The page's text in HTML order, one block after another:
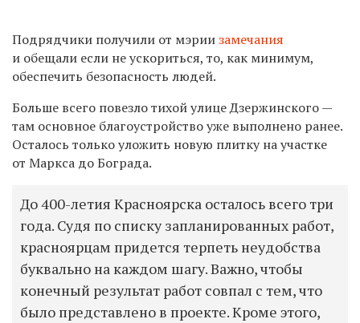
Подрядчики получили от мэриизамечания
и обещали если не ускориться, то, как минимум,
обеспечить безопасность людей.
Больше всего повезло тихой улице Дзержинского —
там основное благоустройство уже выполнено ранее.
Осталось только уложить новую плитку на участке
от Маркса до Бограда.
До 400-летия Красноярска осталось всего три
года. Судя по списку запланированных работ,
красноярцам придется терпеть неудобства
буквально на каждом шагу. Важно, чтобы
конечный результат работ совпал с тем, что
было представлено в проекте. Кроме этого,